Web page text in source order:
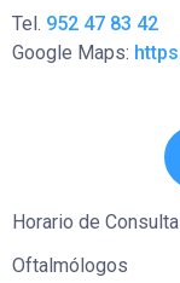
Tel. 952 47 83 42
Google Maps:
Horario de
Oftalmólogos